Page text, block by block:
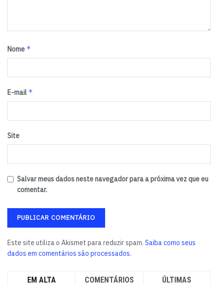
Nome *
E-mail *
Site
Salvar meus dados neste navegador para a próxima vez que eu
comentar.
Este site utiliza o Akismet para reduzir spam. Saiba como seus
dados em comentários são processados.
EM ALTA COMENTÁRIOS ÚLTIMAS